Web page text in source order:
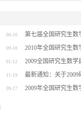
06-10 第七届全国研究生数
09-18 2010年全国研究生
01-12 2009全国研究生数
11-19
最新通知：关于
送
09-17 2009年全国研究生